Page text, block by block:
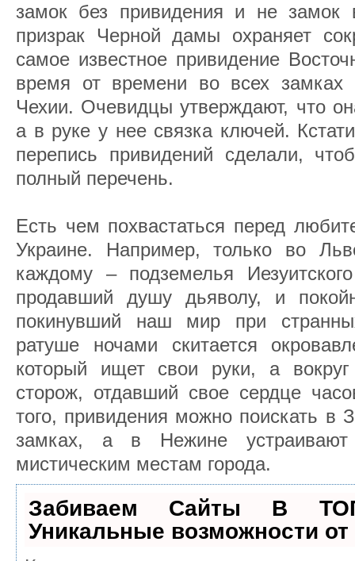
замок без привидения и не замок
призрак Черной дамы охраняет
самое известное привидение
время от времени во всех
Чехии. Очевидцы утверждают, что
а в руке у нее связка ключей.
перепись привидений сделали,
полный перечень.
Есть чем похвастаться перед
Украине. Например, только во
каждому – подземелья
продавший душу дьяволу, и
покинувший наш мир при
ратуше ночами скитается
который ищет свои руки, а
сторож, отдавший свое сердце
того, привидения можно поискать в
замках, а в Нежине
мистическим местам города.
Забиваем Сайты В
Уникальные возможности от